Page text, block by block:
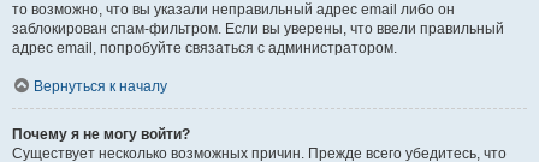
то возможно, что вы указали неправильный адрес email либо он
заблокирован спам-фильтром. Если вы уверены, что ввели правильный
адрес email, попробуйте связаться с администратором.
Вернуться к началу
Почему я не могу войти?
Существует несколько возможных причин. Прежде всего убедитесь, что